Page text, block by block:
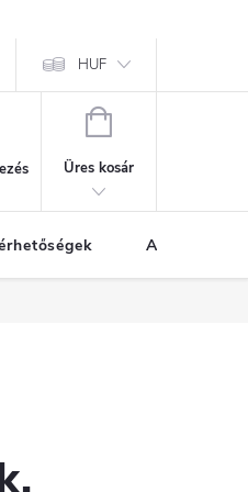
HUF
KOSÁR
Üres kosár
A vásárlás